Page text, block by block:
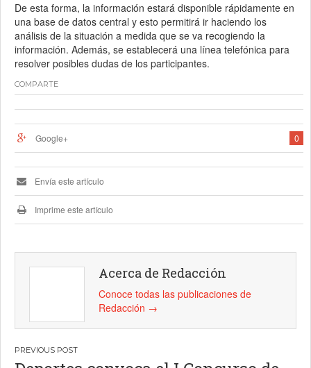
De esta forma, la información estará disponible rápidamente en
una base de datos central y esto permitirá ir haciendo los
análisis de la situación a medida que se va recogiendo la
información. Además, se establecerá una línea telefónica para
resolver posibles dudas de los participantes.
COMPARTE
0
Google+
Envía este artículo
Imprime este artículo
Acerca de Redacción
Conoce todas las publicaciones de
Redacción →
Navegación